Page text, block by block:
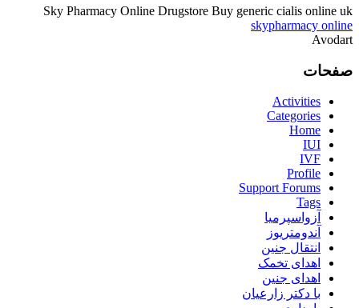
Sky Pharmacy Online Drugstore Buy generic cialis online uk
skypharmacy online
Avodart
صفحات
Activities
Categories
Home
IUI
IVF
Profile
Support Forums
Tags
آزواسپرمیا
آندومتریوز
انتقال جنین
اهدای تخمک
اهدای جنین
با دکتر زارعیان